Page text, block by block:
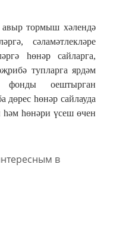
тормыш хәлендә
сәламәтлекләре
һөнәр сайларга,
тупларга ярдәм
фонды оештырган
дөрес һөнәр сайлауда
һөнәри үсеш өчен
в